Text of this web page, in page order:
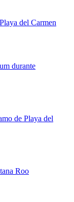
del Carmen
durante
de Playa del
Roo